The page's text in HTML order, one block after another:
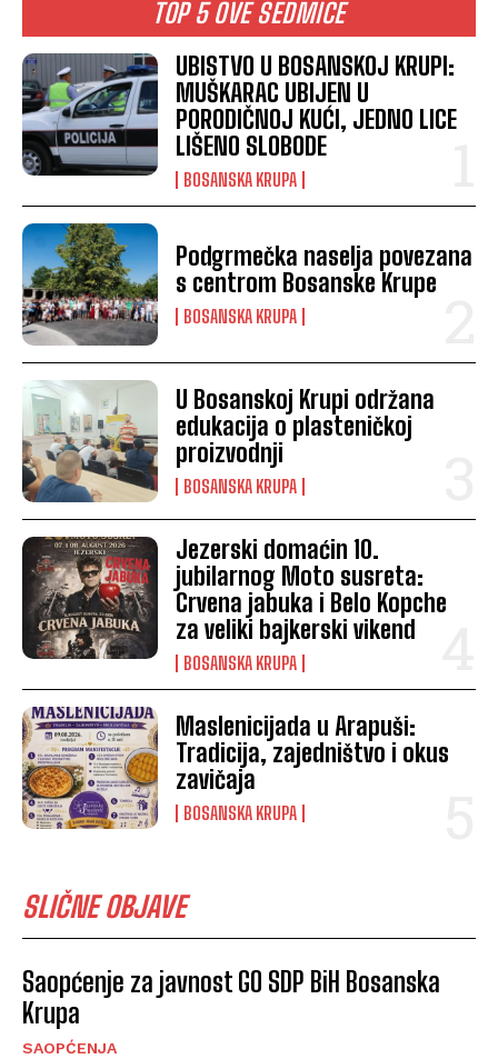
TOP 5 OVE SEDMICE
UBISTVO U BOSANSKOJ KRUPI:
MUŠKARAC UBIJEN U
PORODIČNOJ KUĆI, JEDNO LICE
LIŠENO SLOBODE
BOSANSKA KRUPA
Podgrmečka naselja povezana
s centrom Bosanske Krupe
BOSANSKA KRUPA
U Bosanskoj Krupi održana
edukacija o plasteničkoj
proizvodnji
BOSANSKA KRUPA
Jezerski domaćin 10.
jubilarnog Moto susreta:
Crvena jabuka i Belo Kopche
za veliki bajkerski vikend
BOSANSKA KRUPA
Maslenicijada u Arapuši:
Tradicija, zajedništvo i okus
zavičaja
BOSANSKA KRUPA
SLIČNE OBJAVE
Saopćenje za javnost GO SDP BiH Bosanska
Krupa
SAOPĆENJA